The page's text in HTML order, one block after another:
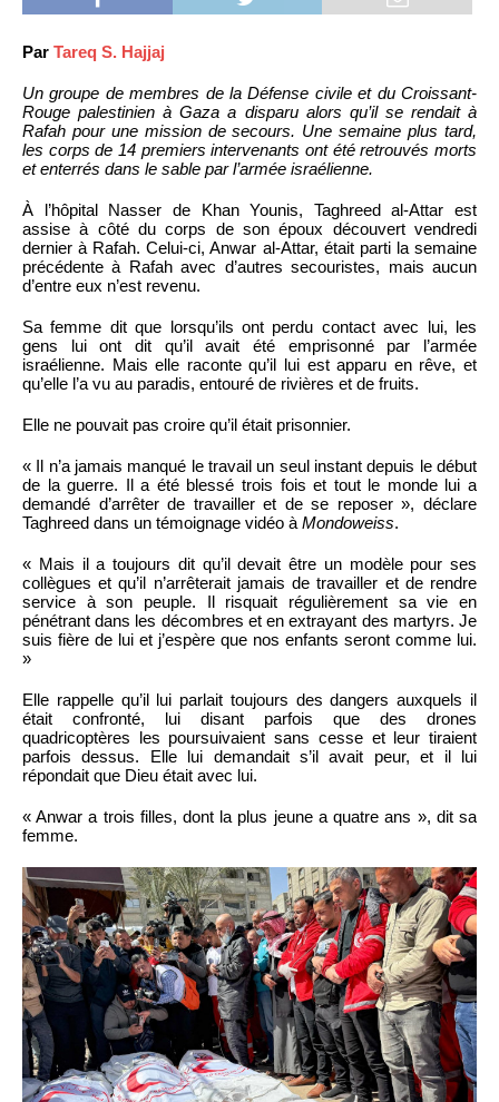
Par Tareq S. Hajjaj
Un groupe de membres de la Défense civile et du Croissant-
Rouge palestinien à Gaza a disparu alors qu’il se rendait à
Rafah pour une mission de secours. Une semaine plus tard,
les corps de 14 premiers intervenants ont été retrouvés morts
et enterrés dans le sable par l’armée israélienne.
À l’hôpital Nasser de Khan Younis, Taghreed al-Attar est
assise à côté du corps de son époux découvert vendredi
dernier à Rafah. Celui-ci, Anwar al-Attar, était parti la semaine
précédente à Rafah avec d’autres secouristes, mais aucun
d’entre eux n’est revenu.
Sa femme dit que lorsqu’ils ont perdu contact avec lui, les
gens lui ont dit qu’il avait été emprisonné par l’armée
israélienne. Mais elle raconte qu’il lui est apparu en rêve, et
qu’elle l’a vu au paradis, entouré de rivières et de fruits.
Elle ne pouvait pas croire qu’il était prisonnier.
« Il n’a jamais manqué le travail un seul instant depuis le début
de la guerre. Il a été blessé trois fois et tout le monde lui a
demandé d’arrêter de travailler et de se reposer », déclare
Taghreed dans un témoignage vidéo à Mondoweiss.
« Mais il a toujours dit qu’il devait être un modèle pour ses
collègues et qu’il n’arrêterait jamais de travailler et de rendre
service à son peuple. Il risquait régulièrement sa vie en
pénétrant dans les décombres et en extrayant des martyrs. Je
suis fière de lui et j’espère que nos enfants seront comme lui.
»
Elle rappelle qu’il lui parlait toujours des dangers auxquels il
était confronté, lui disant parfois que des drones
quadricoptères les poursuivaient sans cesse et leur tiraient
parfois dessus. Elle lui demandait s’il avait peur, et il lui
répondait que Dieu était avec lui.
« Anwar a trois filles, dont la plus jeune a quatre ans », dit sa
femme.